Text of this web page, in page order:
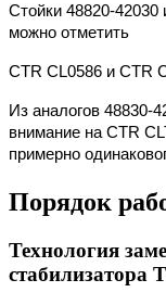
Стойки 48820-42030
можно отметить
CTR CL0586 и CTR
Из аналогов 48830-
внимание на CTR
примерно
Порядок
Технология
стабилизатора